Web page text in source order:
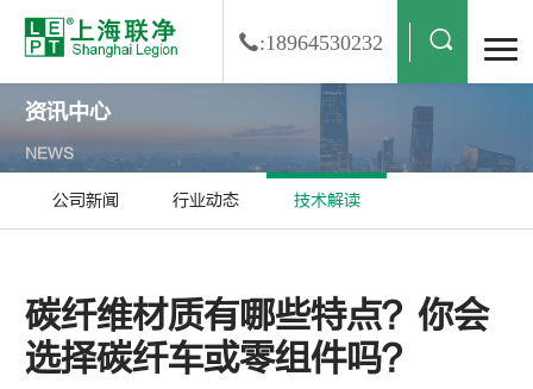
:18964530232
资讯中心
NEWS
公司新闻 行业动态 技术解读
碳纤维材质有哪些特点？你会
选择碳纤车或零组件吗？